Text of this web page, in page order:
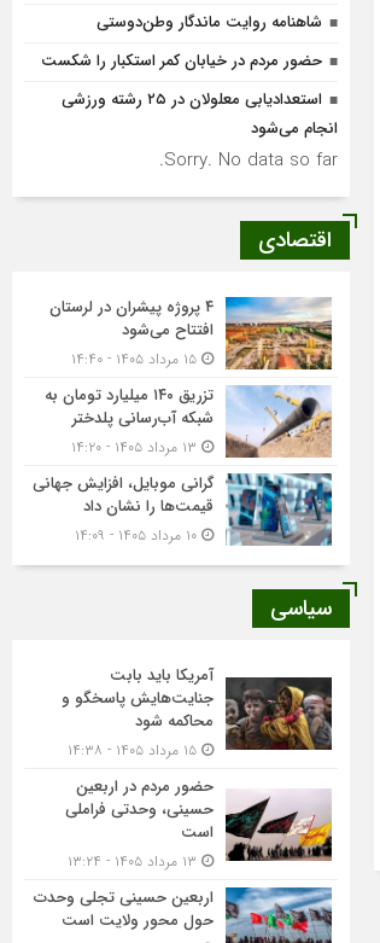
شاهنامه روایت ماندگار وطن‌دوستی
حضور مردم در خیابان کمر استکبار را شکست
استعدادیابی معلولان در ۲۵ رشته ورزشی
انجام می‌شود
Sorry. No data so far.
اقتصادی
۴ پروژه پیشران در لرستان
افتتاح می‌شود
تزریق ۱۴۰ میلیارد تومان به
شبکه آب‌رسانی پلدختر
گرانی موبایل، افزایش جهانی
قیمت‌ها را نشان داد
سیاسی
آمریکا باید بابت
جنایت‌هایش پاسخگو و
محاکمه شود
حضور مردم در اربعین
حسینی، وحدتی فراملی
است
اربعین حسینی تجلی وحدت
حول محور ولایت است